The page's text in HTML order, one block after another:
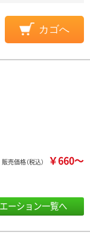
カゴへ
販売価格（税込） ￥660～
ーション一覧へ